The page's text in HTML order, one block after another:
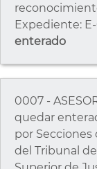
Expediente:
enterado
0007 -
quedar
por
del Tribunal